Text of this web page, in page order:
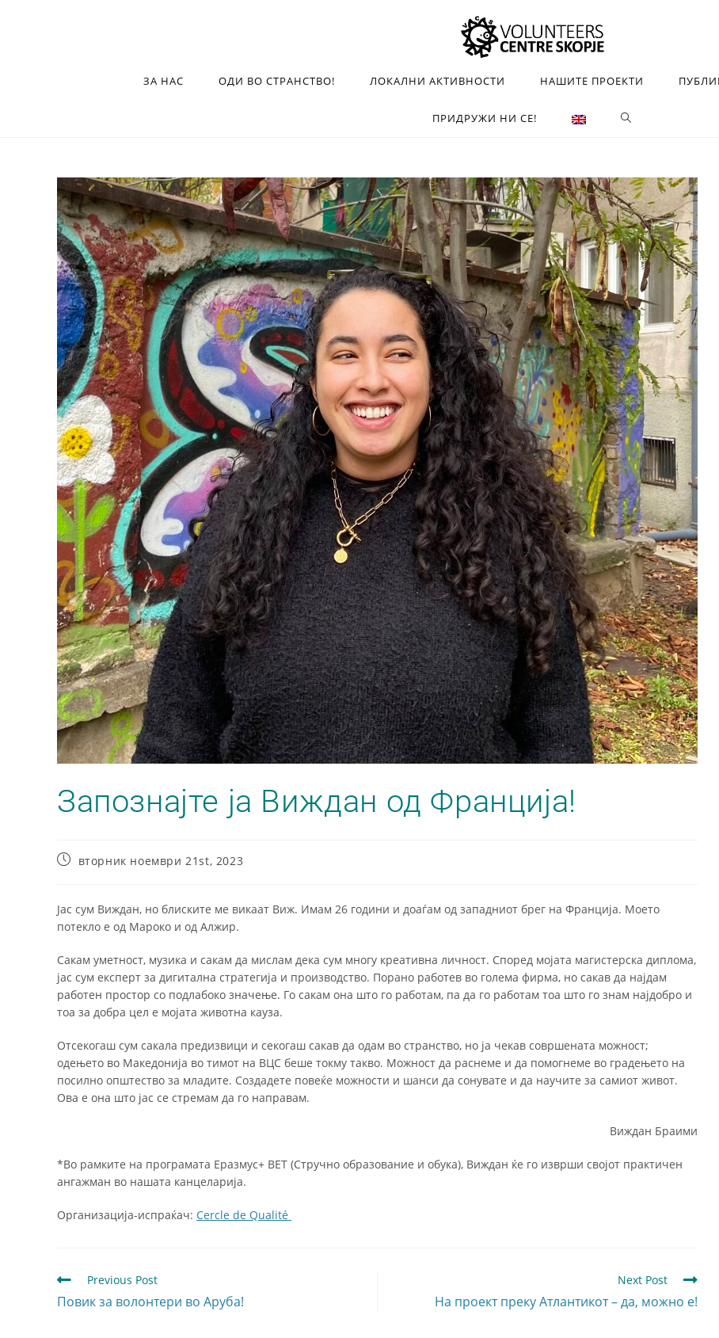
ЗА НАС ОДИ ВО СТРАНСТВО! ЛОКАЛНИ АКТИВНОСТИ НАШИТЕ ПРОЕКТИ
ПРИДРУЖИ НИ СЕ!
Запознајте ја Виждан од Франција!
вторник ноември 21st, 2023
Јас сум Виждан, но блиските ме викаат Виж. Имам 26 години и доаѓам од западниот брег на Франција. Моето
потекло е од Мароко и од Алжир.
Сакам уметност, музика и сакам да мислам дека сум многу креативна личност. Според мојата магистерска диплома,
јас сум експерт за дигитална стратегија и производство. Порано работев во голема фирма, но сакав да најдам
работен простор со подлабоко значење. Го сакам она што го работам, па да го работам тоа што го знам најдобро и
тоа за добра цел е мојата животна кауза.
Отсекогаш сум сакала предизвици и секогаш сакав да одам во странство, но ја чекав совршената можност;
одењето во Македонија во тимот на ВЦС беше токму такво. Можност да раснеме и да помогнеме во градењето на
посилно општество за младите. Создадете повеќе можности и шанси да сонувате и да научите за самиот живот.
Ова е она што јас се стремам да го направам.
Виждан Браими
*Во рамките на програмата Еразмус+ ВЕТ (Стручно образование и обука), Виждан ќе го изврши својот практичен
ангажман во нашата канцеларија.
Организација-испраќач: Cercle de Qualité
Previous Post
Повик за волонтери во Аруба!
Next Post
На проект преку Атлантикот – да, можно е!